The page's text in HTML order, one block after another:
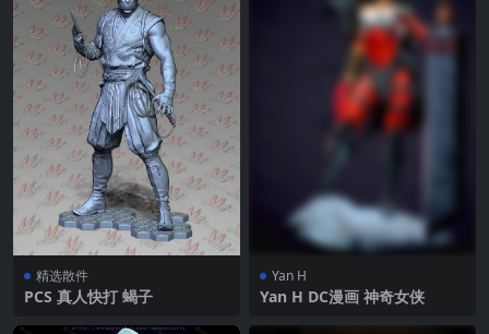
精选散件
PCS 真人快打 蝎子
Yan H
Yan H DC漫画 神奇女侠